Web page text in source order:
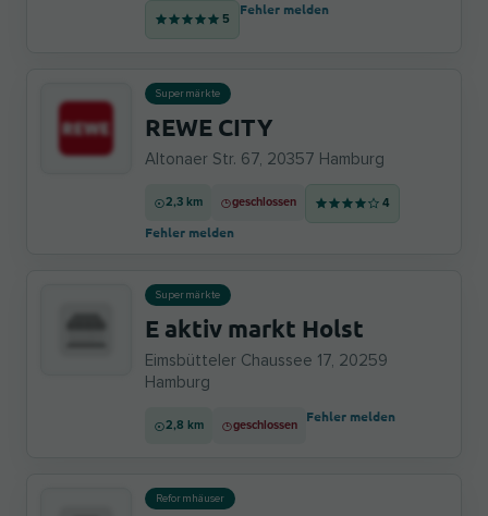
5
Fehler melden
Supermärkte
REWE CITY
Altonaer Str. 67, 20357 Hamburg
2,3 km geschlossen 4
Fehler melden
Supermärkte
E aktiv markt Holst
Eimsbütteler Chaussee 17, 20259
Hamburg
2,8 km geschlossen
Fehler melden
Reformhäuser